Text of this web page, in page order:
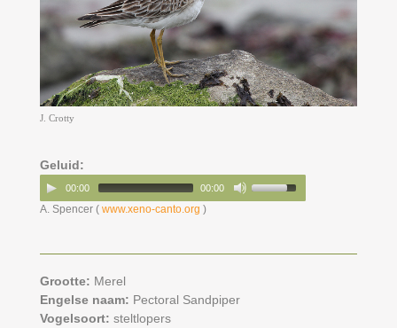
J. Crotty
Geluid:
00:00 00:00
A. Spencer ( www.xeno-canto.org )
Grootte: Merel
Engelse naam: Pectoral Sandpiper
Vogelsoort: steltlopers